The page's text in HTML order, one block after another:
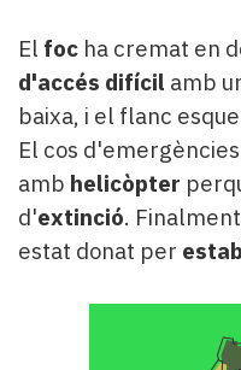
El foc ha cremat en
d'accés difícil amb
baixa, i el flanc
El cos
amb helicòpter
d'extinció.
estat donat per